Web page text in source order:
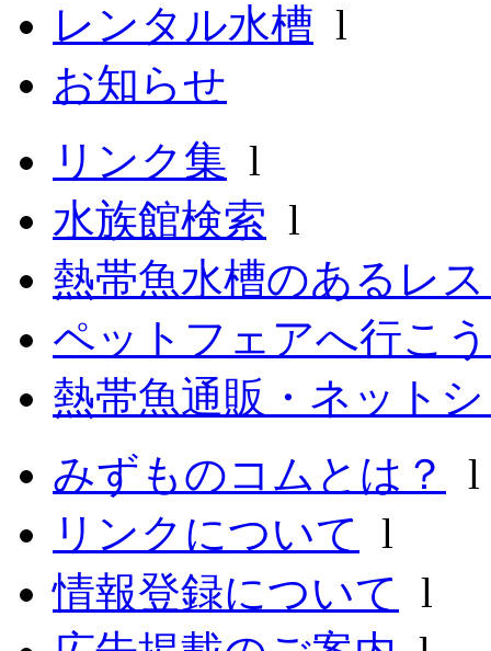
レンタル水槽 l
お知らせ
リンク集 l
水族館検索 l
熱帯魚水槽のあるレ
ペットフェアへ行こ
熱帯魚通販・ネット
みずものコムとは？
リンクについて l
情報登録について l